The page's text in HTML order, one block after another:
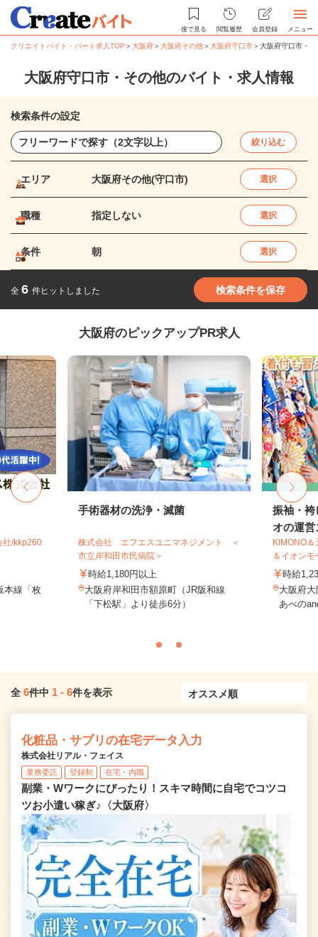
後で見る 閲覧履歴 会員登録 メニュー
クリエイトバイト・パート求人TOP ＞大阪府＞大阪府その他＞大阪府守口市＞大阪府守口市・
大阪府守口市・その他のバイト・求人情報
検索条件の設定
絞り込む
エリア 大阪府その他(守口市) 選択
職種 指定しない 選択
条件 朝 選択
全 6 件ヒットしました 検索条件を保存
大阪府のピックアップPR求人
社/kkp260
本線「枚
手術器材の洗浄・滅菌
株式会社 エフエスユニマネジメント ＜
市立岸和田市民病院＞
時給1,180円以上
大阪府岸和田市額原町（JR阪和線
「下松駅」より徒歩6分）
振袖・袴
オの運営
KIMONO
＆イオンモ
時給
大阪府
あべの
全 6件中 1 - 6件を表示
化粧品・サプリの在宅データ入力
株式会社リアル・フェイス
業務委託 登録制 在宅・内職
副業・Wワークにぴったり！スキマ時間に自宅でコツコ
ツお小遣い稼ぎ♪〈大阪府〉